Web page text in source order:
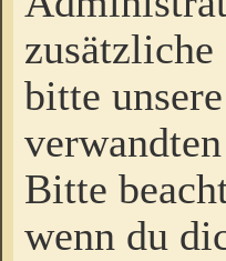
bitte
Bitte
wenn du